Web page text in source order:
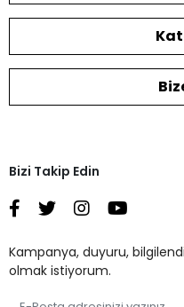
Bizi Takip Edin
Kampanya, duyuru,
olmak istiyorum.